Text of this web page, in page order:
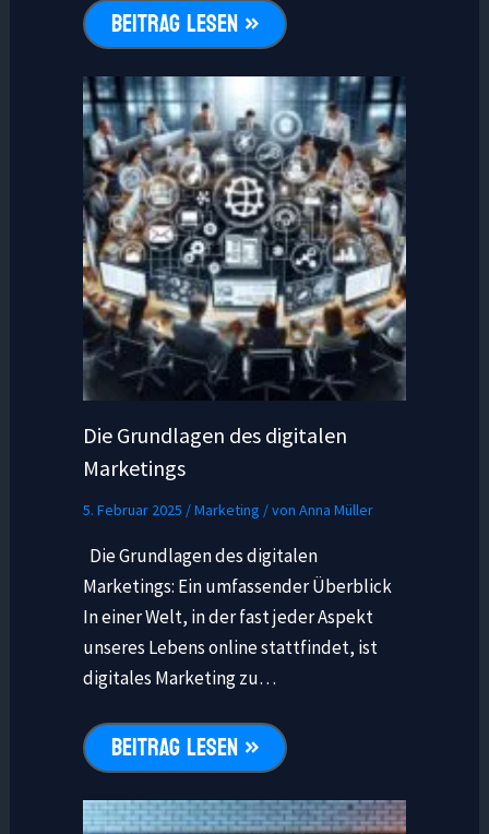
BEITRAG LESEN »
Die Grundlagen des digitalen
Marketings
5. Februar 2025 /Marketing / von Anna Müller
Die Grundlagen des digitalen
Marketings: Ein umfassender Überblick
In einer Welt, in der fast jeder Aspekt
unseres Lebens online stattfindet, ist
digitales Marketing zu…
BEITRAG LESEN »